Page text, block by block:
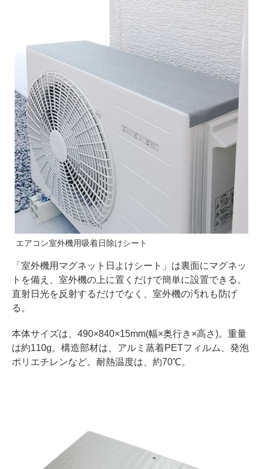
エアコン室外機用吸着日除けシート
「室外機用マグネット日よけシート」は裏面にマグネッ
トを備え、室外機の上に置くだけで簡単に設置できる。
直射日光を反射するだけでなく、室外機の汚れも防げ
る。
本体サイズは、490×840×15mm(幅×奥行き×高さ)。重量
は約110g。構造部材は、アルミ蒸着PETフィルム、発泡
ポリエチレンなど。耐熱温度は、約70℃。